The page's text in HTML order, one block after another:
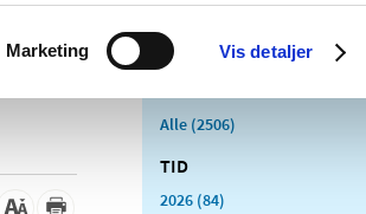
Marketing Vis detaljer
Alle (2506)
TID
2026 (84)